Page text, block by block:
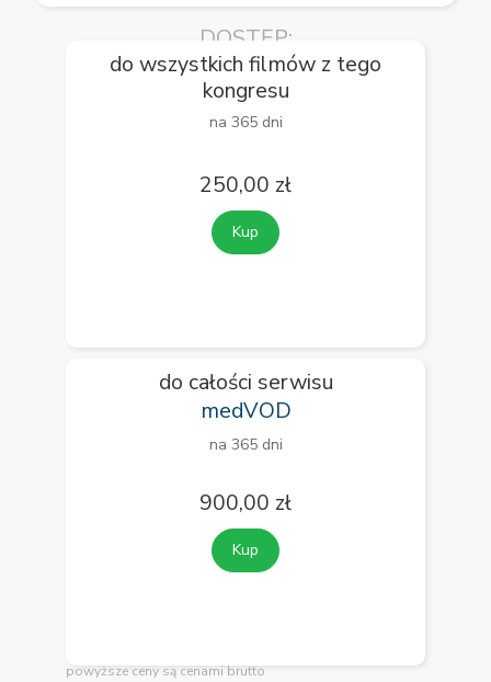
DOSTĘP:
do wszystkich filmów z tego
kongresu
na 365 dni
250,00 zł
Kup
do całości serwisu
medVOD
na 365 dni
900,00 zł
Kup
powyższe ceny są cenami brutto